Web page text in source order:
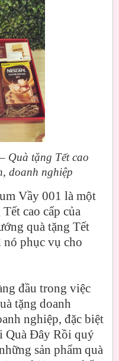
Quà tặng Tết cao
doanh nghiệp
Vầy 001 là một
cao cấp của
quà tặng Tết
phục vụ cho
đầu trong việc
tặng doanh
nghiệp, đặc biệt
Quà Đây Rồi quý
sản phẩm quà